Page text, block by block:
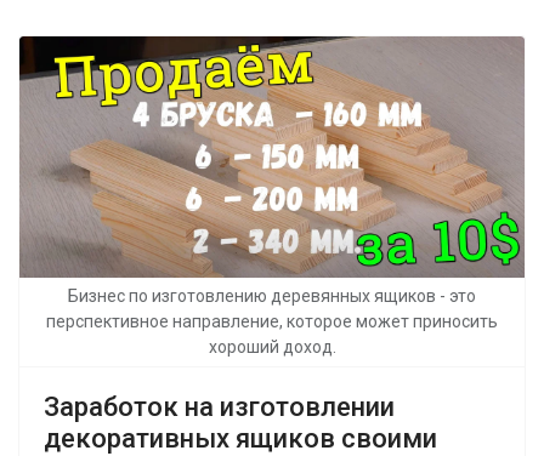
Бизнес по изготовлению деревянных ящиков - это
перспективное направление, которое может приносить
хороший доход.
Заработок на изготовлении
декоративных ящиков своими